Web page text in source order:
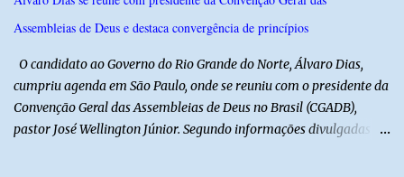
na região na tentativa de localizar o veículo e identificar os
autores do assalto. Qualquer informação que possa ajudar na
localização da caminhonete ou na identificação dos suspeitos pode
Assembleias de Deus e destaca convergência de princípios
O candidato ao Governo do Rio Grande do Norte, Álvaro Dias,
cumpriu agenda em São Paulo, onde se reuniu com o presidente da
Convenção Geral das Assembleias de Deus no Brasil (CGADB),
pastor José Wellington Júnior. Segundo informações divulgadas